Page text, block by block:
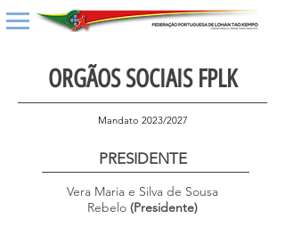
ORGÃOS SOCIAIS FPLK
Mandato 2023/2027
​PRESIDENTE
Vera Maria e Silva de Sousa
Rebelo (Presidente)